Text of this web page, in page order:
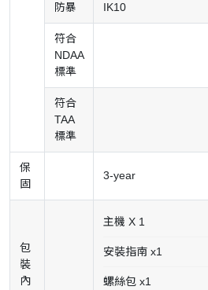
防暴 IK10
符合
NDAA
標準
符合
TAA
標準
保
固
3-year
包
裝
內
主機 X 1
安裝指南 x1
螺絲包 x1